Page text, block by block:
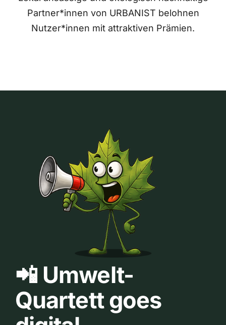
Partner*innen von URBANIST belohnen
Nutzer*innen mit attraktiven Prämien.
📲 Umwelt-
Quartett goes